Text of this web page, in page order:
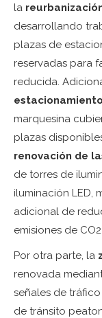
la
desarrollando
plazas de
reservadas para
reducida.
marquesina
plazas
renovación de
de torres de
iluminación LED,
adicional de
emisiones de CO2.
Por otra parte, la
renovada
señales de
de tránsito